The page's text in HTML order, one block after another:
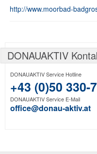
http://www.moorbad-
DONAUAKTIV
DONAUAKTIV Service Hotline
+43 (0)50 330-
DONAUAKTIV Service E-Mail
office@donau-aktiv.at